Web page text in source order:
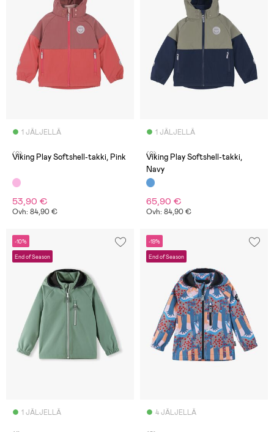
1 JÄLJELLÄ
(0)
Viking Play Softshell-takki, Pink
53,90 €
Ovh: 84,90 €
1 JÄLJELLÄ
(0)
Viking Play Softshell-takki,
Navy
65,90 €
Ovh: 84,90 €
-10%
End of Season
1 JÄLJELLÄ
-19%
End of Season
4 JÄLJELLÄ